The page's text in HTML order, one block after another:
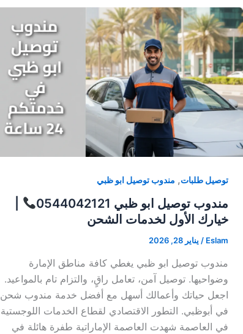
توصيل طلبات, مندوب توصيل ابو ظبي
مندوب توصيل ابو ظبي 0544042121
خيارك الأول لخدمات الشحن
Eslam
/ يناير 28, 2026
مندوب توصيل ابو ظبي يغطي كافة مناطق الإمارة
وضواحيها. توصيل آمن، تعامل راقٍ، والتزام تام بالمواعيد.
اجعل حياتك وأعمالك أسهل مع أفضل خدمة مندوب شحن
في أبوظبي. التطور الاقتصادي لقطاع الخدمات اللوجستية
في العاصمة شهدت العاصمة الإماراتية طفرة هائلة في